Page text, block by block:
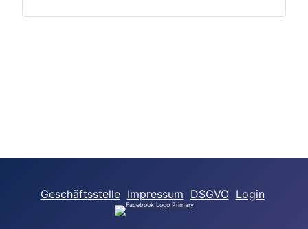
Geschäftsstelle Impressum DSGVO Login